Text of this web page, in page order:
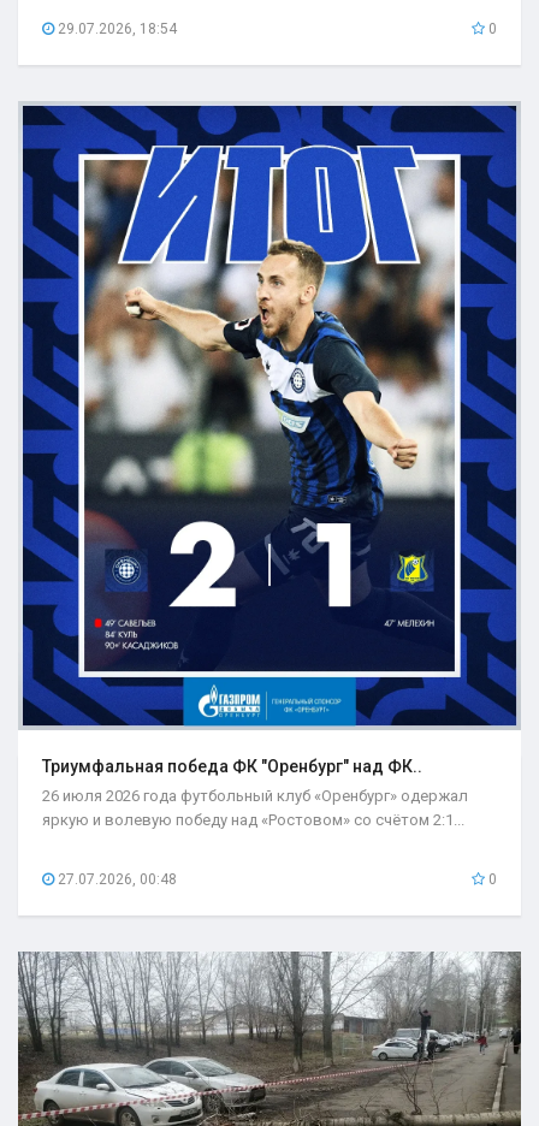
29.07.2026, 18:54 0
Триумфальная победа ФК "Оренбург" над ФК..
26 июля 2026 года футбольный клуб «Оренбург» одержал
яркую и волевую победу над «Ростовом» со счётом 2:1...
27.07.2026, 00:48 0